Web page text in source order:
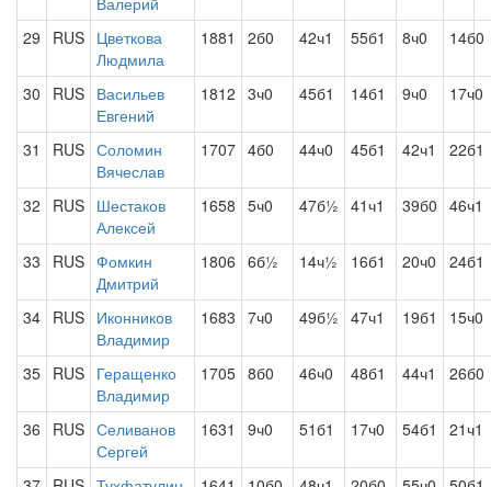
29 RUS Цветкова
Людмила
1881 2б0 42ч1 55б1 8ч0 14б0
30 RUS Васильев
Евгений
1812 3ч0 45б1 14б1 9ч0 17ч0
31 RUS Соломин
Вячеслав
1707 4б0 44ч0 45б1 42ч1 22б1
32 RUS Шестаков
Алексей
1658 5ч0 47б½ 41ч1 39б0 46ч1
33 RUS Фомкин
Дмитрий
1806 6б½ 14ч½ 16б1 20ч0 24б1
34 RUS Иконников
Владимир
1683 7ч0 49б½ 47ч1 19б1 15ч0
35 RUS Геращенко
Владимир
1705 8б0 46ч0 48б1 44ч1 26б0
36 RUS Селиванов
Сергей
1631 9ч0 51б1 17ч0 54б1 21ч1